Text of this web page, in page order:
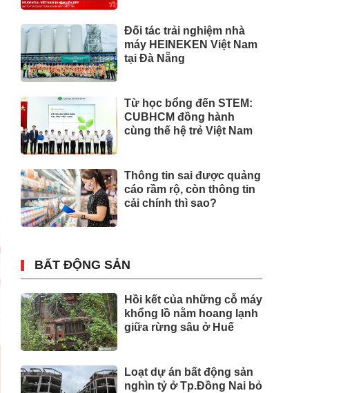
tín năm 2026
Đối tác trải nghiệm nhà
máy HEINEKEN Việt Nam
tại Đà Nẵng
Từ học bổng đến STEM:
CUBHCM đồng hành
cùng thế hệ trẻ Việt Nam
Thông tin sai được quảng
cáo rầm rộ, còn thông tin
cải chính thì sao?
BẤT ĐỘNG SẢN
Hồi kết của những cỗ máy
khổng lồ nằm hoang lạnh
giữa rừng sâu ở Huế
Loạt dự án bất động sản
nghìn tỷ ở Tp.Đồng Nai bỏ